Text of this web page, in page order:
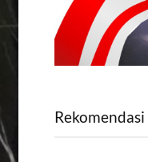
Rekomendasi